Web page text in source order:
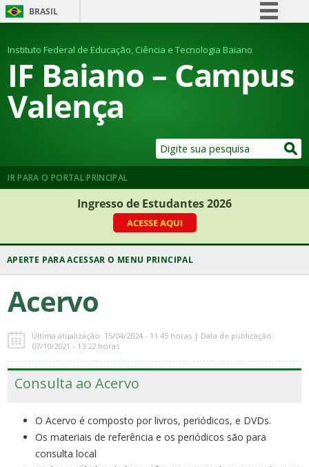
BRASIL
Comunica BR
Participe
Instituto Federal de Educação, Ciência e Tecnologia Baiano
IF Baiano – Campus
Valença
IR PARA O PORTAL PRINCIPAL
Ingresso de Estudantes 2026
ACESSE AQUI
Acervo
Última atualização: 15/04/2024 - 11:45 horas | Data de publicação:
07/10/2021 - 13:22 horas
Consulta ao Acervo
O Acervo é composto por livros, periódicos, e DVDs.
Os materiais de referência e os periódicos são para
consulta local